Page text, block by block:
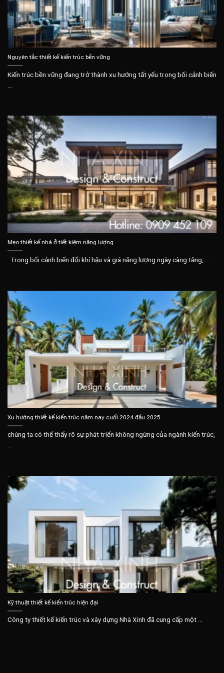
Nguyên tắc thiết kế kiến trúc bền vững
Kiến trúc bền vững đang trở thành xu hướng tất yếu trong bối cảnh biến
Mẹo thiết kế nhà ở tiết kiệm năng lượng
Trong bối cảnh biến đổi khí hậu và giá năng lượng ngày càng tăng, ...
Xu hướng thiết kế kiến trúc năm nay cuối 2024 đầu 2025
chúng ta có thể thấy rõ sự phát triển không ngừng của ngành kiến trúc,
...
Kỹ thuật thiết kế kiến trúc hiện đại
Công ty thiết kế kiến trúc và xây dựng Nhà Xinh đã cung cấp một ...